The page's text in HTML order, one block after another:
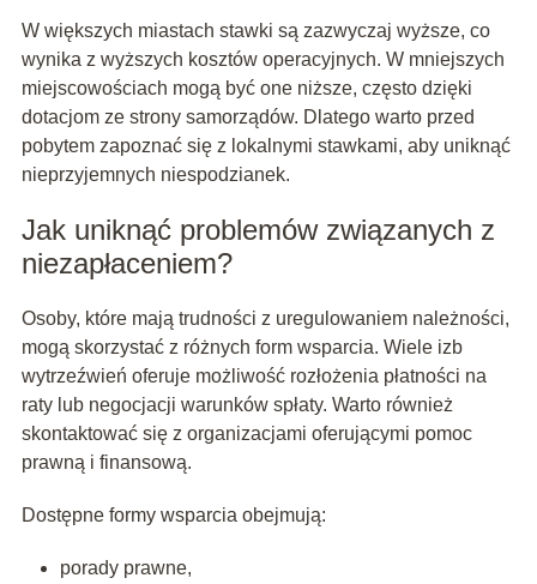
W większych miastach stawki są zazwyczaj wyższe, co
wynika z wyższych kosztów operacyjnych. W mniejszych
miejscowościach mogą być one niższe, często dzięki
dotacjom ze strony samorządów. Dlatego warto przed
pobytem zapoznać się z lokalnymi stawkami, aby uniknąć
nieprzyjemnych niespodzianek.
Jak uniknąć problemów związanych z
niezapłaceniem?
Osoby, które mają trudności z uregulowaniem należności,
mogą skorzystać z różnych form wsparcia. Wiele izb
wytrzeźwień oferuje możliwość rozłożenia płatności na
raty lub negocjacji warunków spłaty. Warto również
skontaktować się z organizacjami oferującymi pomoc
prawną i finansową.
Dostępne formy wsparcia obejmują:
porady prawne,